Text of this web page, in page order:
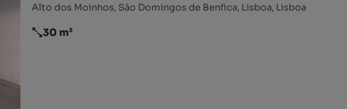
Alto dos Moinhos, São Domingos de Benfica, Lisboa, Lisboa
Preço por metro quadrado
30 m²